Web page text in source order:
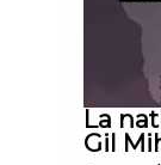
La
Gil